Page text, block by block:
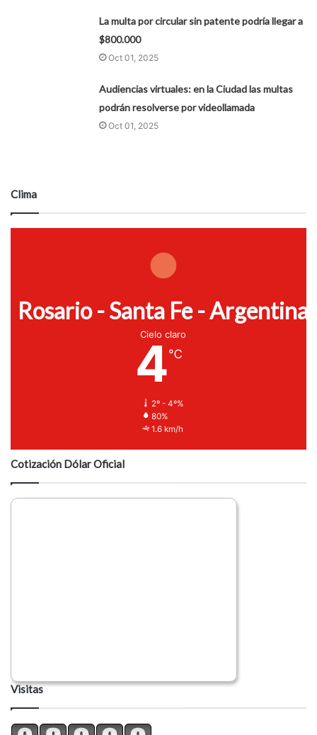
La multa por circular sin patente podría llegar a
$800.000
Oct 01, 2025
Audiencias virtuales: en la Ciudad las multas
podrán resolverse por videollamada
Oct 01, 2025
Clima
Rosario - Santa Fe - Argentina
Cielo claro
4℃
2º - 4º%
80%
1.6 km/h
Cotización Dólar Oficial
Visitas